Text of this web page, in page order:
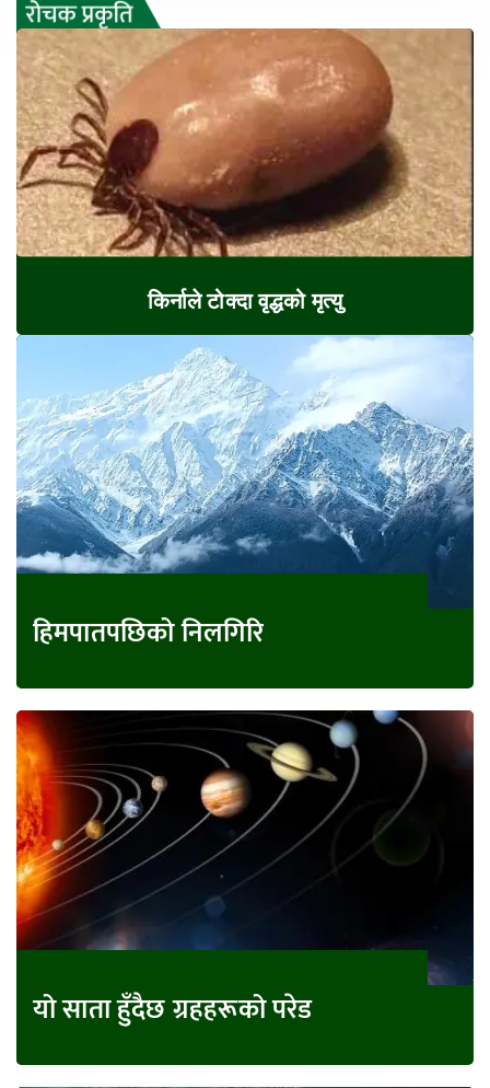
किर्नाले टोक्दा वृद्धको मृत्यु
हिमपातपछिको निलगिरि
यो साता हुँदैछ ग्रहहरूको परेड